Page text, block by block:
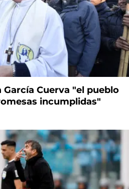
García Cuerva "el pueblo
incumplidas"